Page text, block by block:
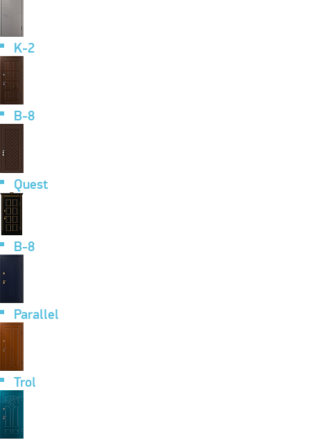
K-2
B-8
Quest
B-8
Parallel
Trol